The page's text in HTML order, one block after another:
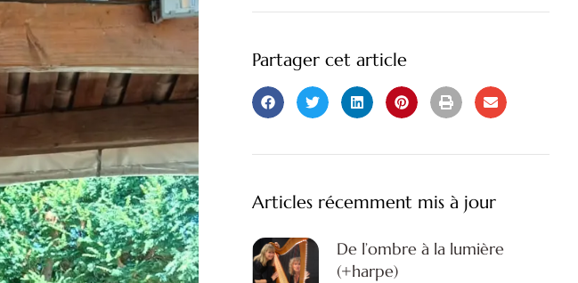
Partager cet article
Articles récemment mis à jour
De l’ombre à la lumière
(+harpe)